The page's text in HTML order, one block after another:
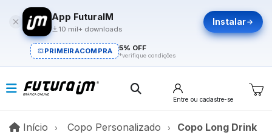
App FuturaIM
10 mil+ downloads
Instalar
PRIMEIRACOMPRA 5% OFF
*verifique condições
Entre ou cadastre-se
Início InícioCopo Personalizado Copo Long Drink